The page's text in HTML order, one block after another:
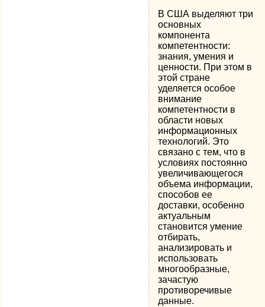
В США выделяют три
основных
компонента
компетентности:
знания, умения и
ценности. При этом в
этой стране
уделяется особое
внимание
компетентности в
области новых
информационных
технологий. Это
связано с тем, что в
условиях постоянно
увеличивающегося
объема информации,
способов ее
доставки, особенно
актуальным
становится умение
отбирать,
анализировать и
использовать
многообразные,
зачастую
противоречивые
данные.